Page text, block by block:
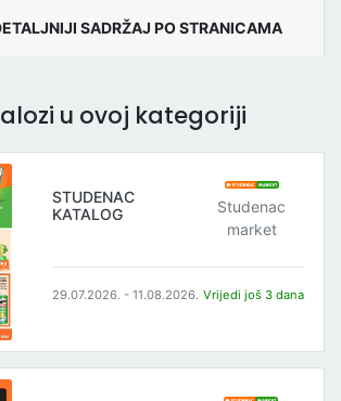
SADRŽAJ PO STRANICAMA
u ovoj kategoriji
STUDENAC
KATALOG
Studenac
market
29.07.2026. - 11.08.2026. Vrijedi još 3 dana